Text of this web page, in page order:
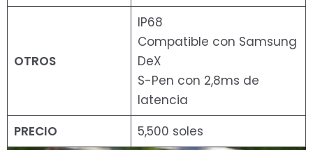
OTROS
IP68
Compatible con Samsung
DeX
S-Pen con 2,8ms de
latencia
PRECIO
5,500 soles